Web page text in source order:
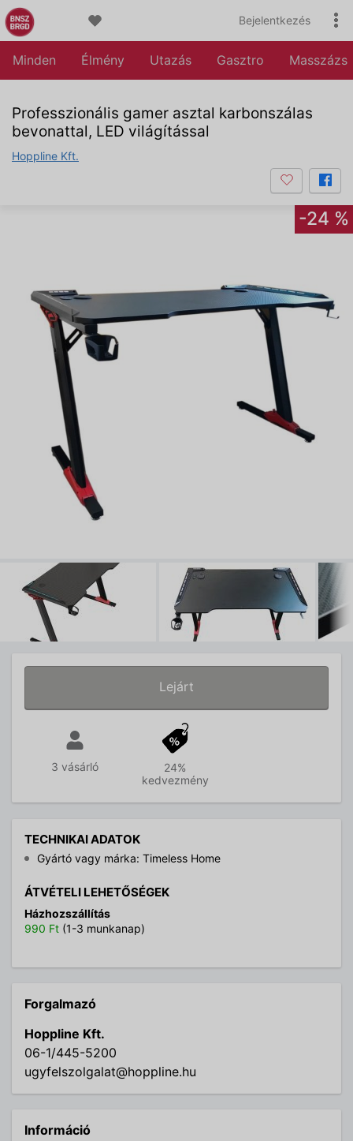
Bejelentkezés
Minden Élmény Utazás Gasztro Masszázs
Professzionális gamer asztal karbonszálas
bevonattal, LED világítással
Hoppline Kft.
-24 %
Lejárt
3 vásárló
24%
kedvezmény
TECHNIKAI ADATOK
Gyártó vagy márka: Timeless Home
ÁTVÉTELI LEHETŐSÉGEK
Házhozszállítás
990 Ft (1-3 munkanap)
Forgalmazó
Hoppline Kft.
06-1/445-5200
ugyfelszolgalat@hoppline.hu
Információ